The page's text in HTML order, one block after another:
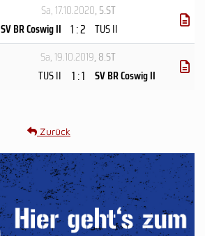
Sa, 17.10.2020, 5.ST
SV BR Coswig II 1 : 2 TUS II
Sa, 19.10.2019, 8.ST
TUS II
1 : 1 SV BR Coswig II
Zurück